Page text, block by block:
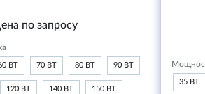
по запросу
ВТ 70 ВТ 80 ВТ 90 ВТ
120 ВТ 140 ВТ 150 ВТ
35 ВТ